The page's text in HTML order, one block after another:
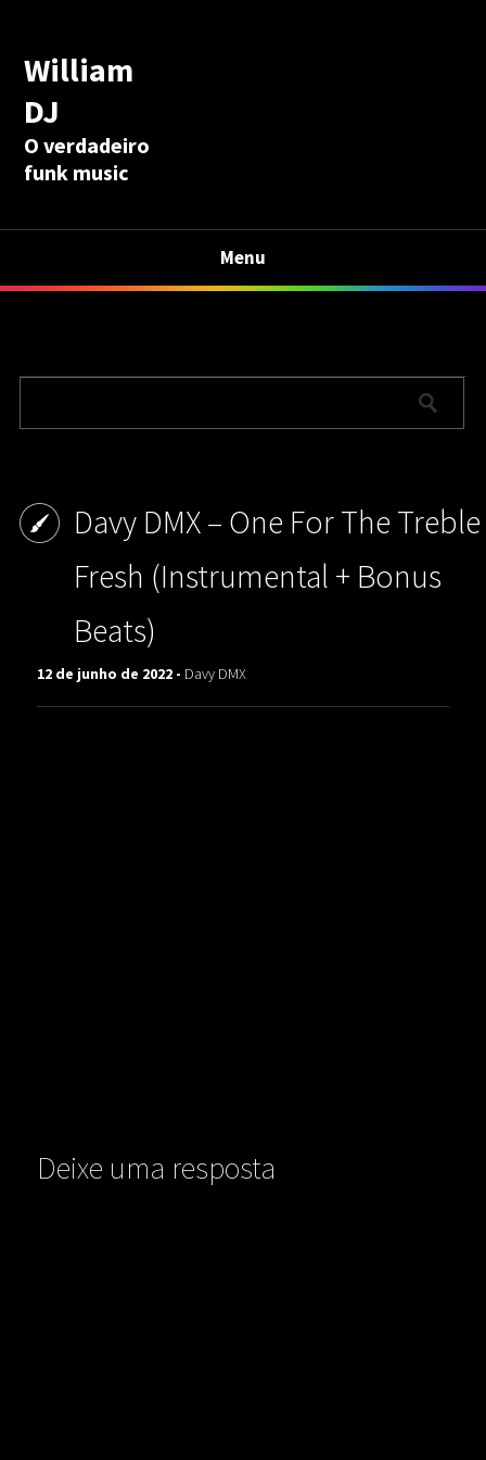
William
DJ
O verdadeiro
funk music
Menu
Davy DMX ‎– One For The Treble
Fresh (Instrumental + Bonus
Beats)
12 de junho de 2022 - Davy DMX
Deixe uma resposta